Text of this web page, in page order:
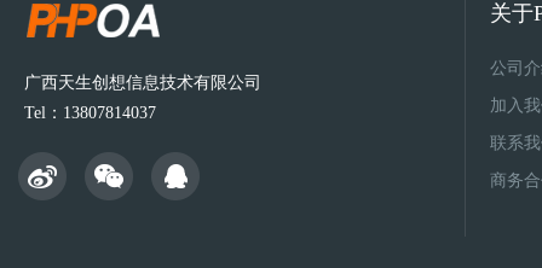
广西天生创想信息技术有限公司
Tel：13807814037
关于
公司
加入
联系
商务